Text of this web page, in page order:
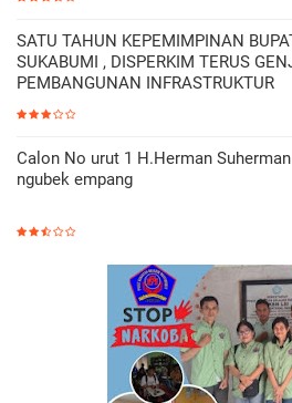
SATU TAHUN KEPEMIMPINAN
SUKABUMI , DISPERKIM TERUS
PEMBANGUNAN INFRASTRUKTUR
Calon No urut 1 H.Herman
ngubek empang